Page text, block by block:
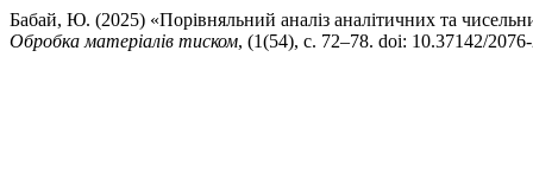
Бабай, Ю. (2025) «Порівняльний аналіз аналітичних та
Обробка матеріалів тиском, (1(54), с. 72–78. doi: 10.37142/